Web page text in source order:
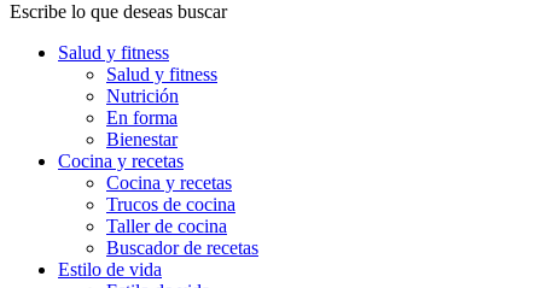
Escribe lo que deseas buscar
Salud y fitness
Salud y fitness
Nutrición
En forma
Bienestar
Cocina y recetas
Cocina y recetas
Trucos de cocina
Taller de cocina
Buscador de recetas
Estilo de vida